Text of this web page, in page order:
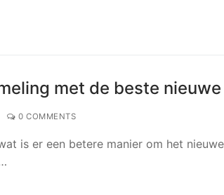
met de beste
0 COMMENTS
is er een betere manier om het